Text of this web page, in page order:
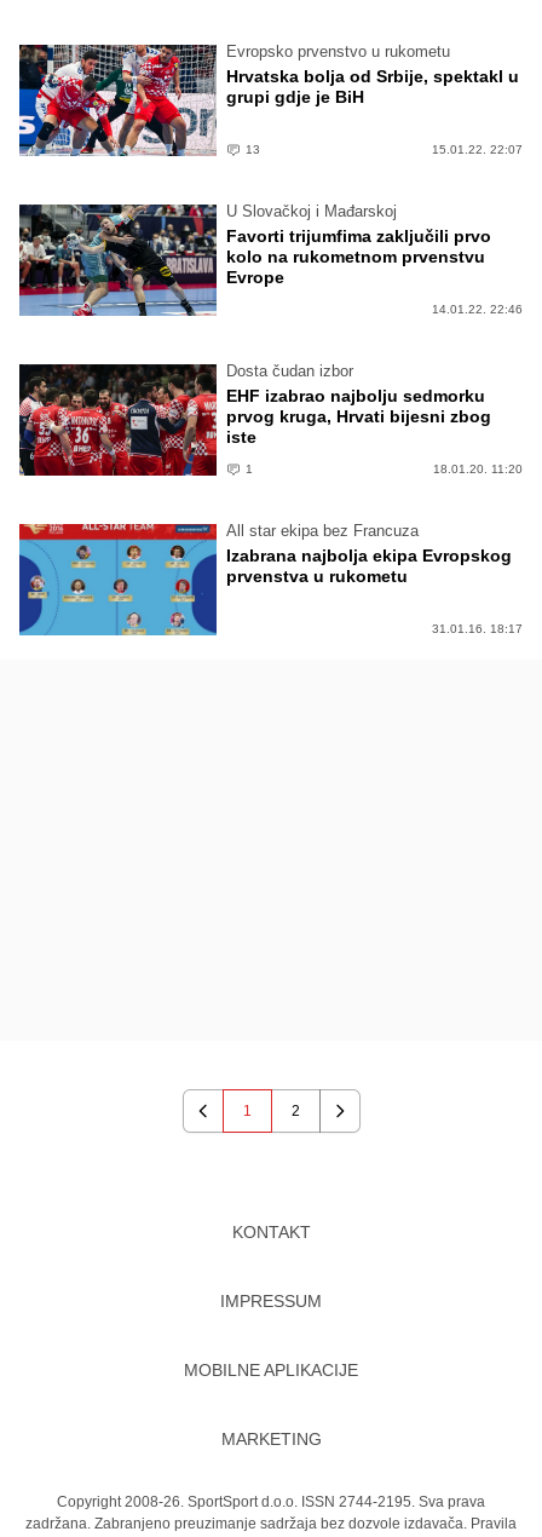
Evropsko prvenstvo u rukometu
Hrvatska bolja od Srbije, spektakl u
grupi gdje je BiH
13 15.01.22. 22:07
U Slovačkoj i Mađarskoj
Favorti trijumfima zaključili prvo
kolo na rukometnom prvenstvu
Evrope
14.01.22. 22:46
Dosta čudan izbor
EHF izabrao najbolju sedmorku
prvog kruga, Hrvati bijesni zbog
iste
1 18.01.20. 11:20
All star ekipa bez Francuza
Izabrana najbolja ekipa Evropskog
prvenstva u rukometu
31.01.16. 18:17
Previous
1 2
Next
KONTAKT
IMPRESSUM
MOBILNE APLIKACIJE
MARKETING
Copyright 2008-26. SportSport d.o.o. ISSN 2744-2195. Sva prava
zadržana. Zabranjeno preuzimanje sadržaja bez dozvole izdavača. Pravila